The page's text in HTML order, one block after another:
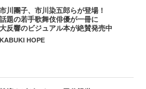
市川團子、市川染五郎らが登場！
話題の若手歌舞伎俳優が一冊に
大反響のビジュアル本が絶賛発売中
KABUKI HOPE